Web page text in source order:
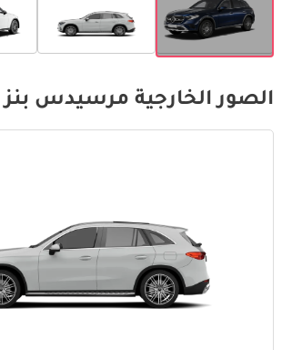
الصور الخارجية مرسيدس بنز GLC 63 AMG